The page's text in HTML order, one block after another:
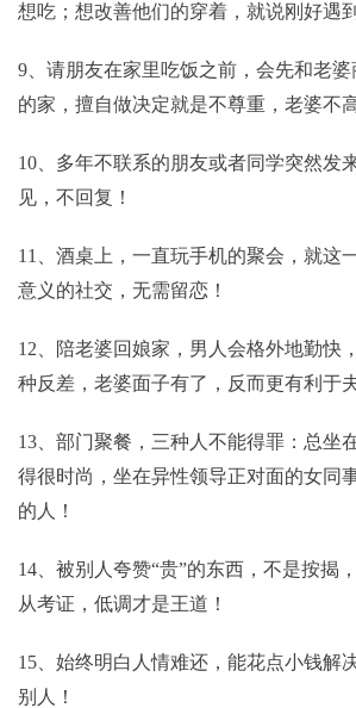
想吃；想改善他们的穿着，就说刚好遇
9、请朋友在家里吃饭之前，会先和老婆
的家，擅自做决定就是不尊重，老婆不
10、多年不联系的朋友或者同学突然发
见，不回复！
11、酒桌上，一直玩手机的聚会，就这
意义的社交，无需留恋！
12、陪老婆回娘家，男人会格外地勤快
种反差，老婆面子有了，反而更有利于
13、部门聚餐，三种人不能得罪：总坐
得很时尚，坐在异性领导正对面的女同
的人！
14、被别人夸赞“贵”的东西，不是按揭
从考证，低调才是王道！
15、始终明白人情难还，能花点小钱解
别人！